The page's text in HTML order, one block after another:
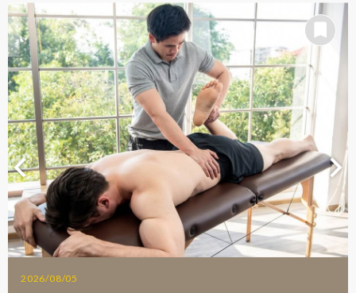
2026/08/05